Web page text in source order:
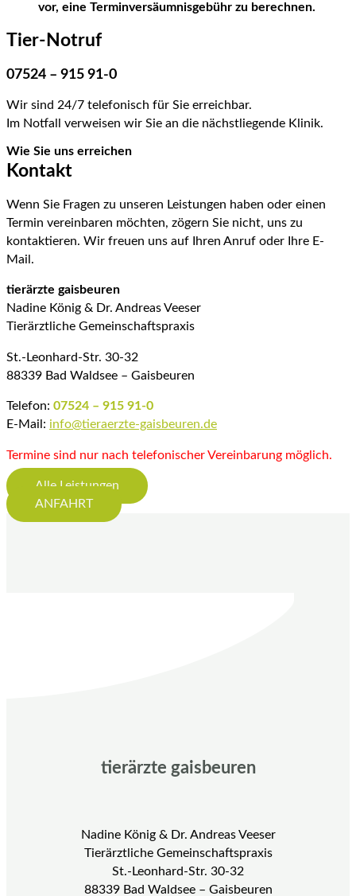
vor, eine Terminversäumnisgebühr zu berechnen.
Tier-Notruf
07524 – 915 91-0
Wir sind 24/7 telefonisch für Sie erreichbar.
Im Notfall verweisen wir Sie an die nächstliegende Klinik.
Wie Sie uns erreichen
Kontakt
Wenn Sie Fragen zu unseren Leistungen haben oder einen
Termin vereinbaren möchten, zögern Sie nicht, uns zu
kontaktieren. Wir freuen uns auf Ihren Anruf oder Ihre E-
Mail.
tierärzte gaisbeuren
Nadine König & Dr. Andreas Veeser
Tierärztliche Gemeinschaftspraxis
St.-Leonhard-Str. 30-32
88339 Bad Waldsee – Gaisbeuren
Telefon: 07524 – 915 91-0
E-Mail: info@tieraerzte-gaisbeuren.de
Termine sind nur nach telefonischer Vereinbarung möglich.
Alle Leistungen
ANFAHRT
tierärzte gaisbeuren
Nadine König & Dr. Andreas Veeser
Tierärztliche Gemeinschaftspraxis
St.-Leonhard-Str. 30-32
88339 Bad Waldsee – Gaisbeuren